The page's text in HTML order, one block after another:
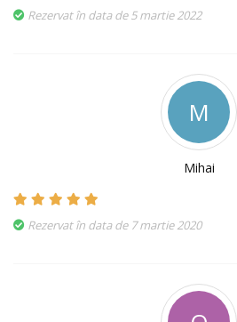
Rezervat în data de 5 martie 2022
M
Mihai
Rezervat în data de 7 martie 2020